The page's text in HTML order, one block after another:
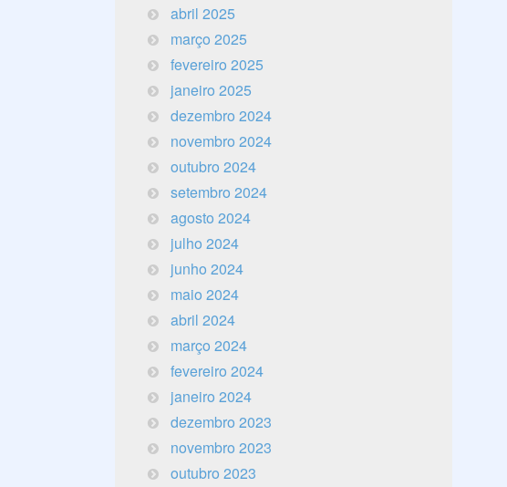
abril 2025
março 2025
fevereiro 2025
janeiro 2025
dezembro 2024
novembro 2024
outubro 2024
setembro 2024
agosto 2024
julho 2024
junho 2024
maio 2024
abril 2024
março 2024
fevereiro 2024
janeiro 2024
dezembro 2023
novembro 2023
outubro 2023